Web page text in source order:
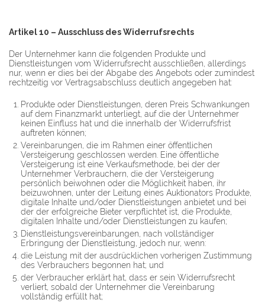
Artikel 10 – Ausschluss des Widerrufsrechts
Der Unternehmer kann die folgenden Produkte und
Dienstleistungen vom Widerrufsrecht ausschließen, allerdings
nur, wenn er dies bei der Abgabe des Angebots oder zumindest
rechtzeitig vor Vertragsabschluss deutlich angegeben hat:
Produkte oder Dienstleistungen, deren Preis Schwankungen
auf dem Finanzmarkt unterliegt, auf die der Unternehmer
keinen Einfluss hat und die innerhalb der Widerrufsfrist
auftreten können;
Vereinbarungen, die im Rahmen einer öffentlichen
Versteigerung geschlossen werden. Eine öffentliche
Versteigerung ist eine Verkaufsmethode, bei der der
Unternehmer Verbrauchern, die der Versteigerung
persönlich beiwohnen oder die Möglichkeit haben, ihr
beizuwohnen, unter der Leitung eines Auktionators Produkte,
digitale Inhalte und/oder Dienstleistungen anbietet und bei
der der erfolgreiche Bieter verpflichtet ist, die Produkte,
digitalen Inhalte und/oder Dienstleistungen zu kaufen;
Dienstleistungsvereinbarungen, nach vollständiger
Erbringung der Dienstleistung, jedoch nur, wenn:
die Leistung mit der ausdrücklichen vorherigen Zustimmung
des Verbrauchers begonnen hat; und
der Verbraucher erklärt hat, dass er sein Widerrufsrecht
verliert, sobald der Unternehmer die Vereinbarung
vollständig erfüllt hat;